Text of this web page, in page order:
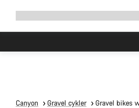
Canyon Gravel cykler Gravel bikes